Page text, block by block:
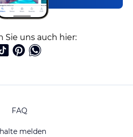
Sie uns auch hier:
FAQ
melden